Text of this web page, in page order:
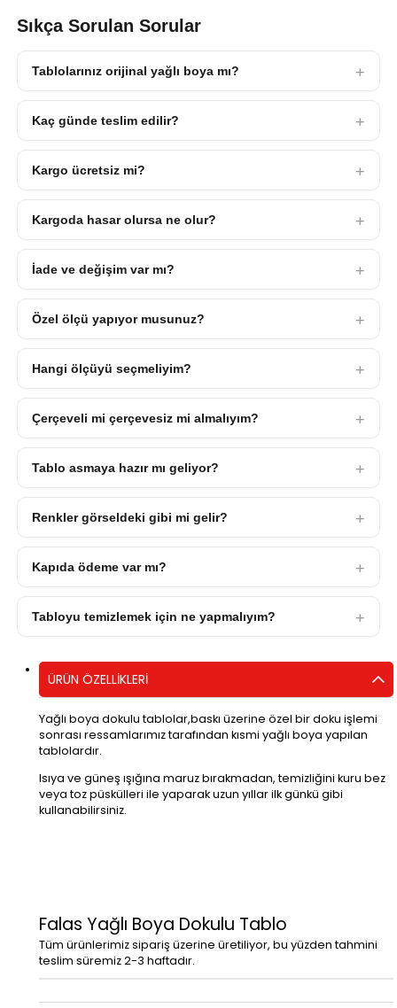
Sıkça Sorulan Sorular
Tablolarınız orijinal yağlı boya mı?
Kaç günde teslim edilir?
Kargo ücretsiz mi?
Kargoda hasar olursa ne olur?
İade ve değişim var mı?
Özel ölçü yapıyor musunuz?
Hangi ölçüyü seçmeliyim?
Çerçeveli mi çerçevesiz mi almalıyım?
Tablo asmaya hazır mı geliyor?
Renkler görseldeki gibi mi gelir?
Kapıda ödeme var mı?
Tabloyu temizlemek için ne yapmalıyım?
ÜRÜN ÖZELLIKLERI
Yağlı boya dokulu tablolar,baskı üzerine özel bir doku işlemi
sonrası ressamlarımız tarafından kısmi yağlı boya yapılan
tablolardır.
Isıya ve güneş ışığına maruz bırakmadan, temizliğini kuru bez
veya toz püskülleri ile yaparak uzun yıllar ilk günkü gibi
kullanabilirsiniz.
Falas Yağlı Boya Dokulu Tablo
Tüm ürünlerimiz sipariş üzerine üretiliyor, bu yüzden tahmini
teslim süremiz 2-3 haftadır.